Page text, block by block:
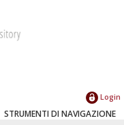
Login
STRUMENTI DI NAVIGAZIONE